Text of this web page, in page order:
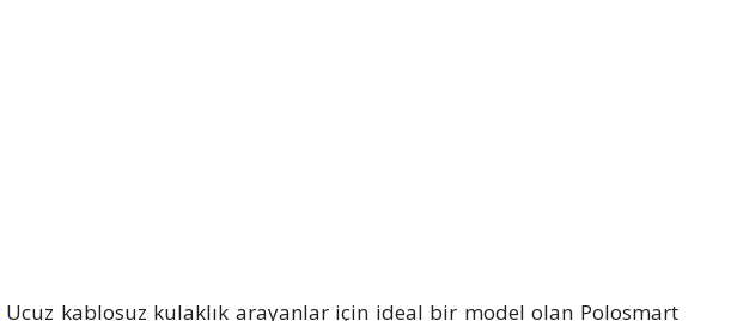
Ucuz kablosuz kulaklık arayanlar için ideal bir model olan Polosmart